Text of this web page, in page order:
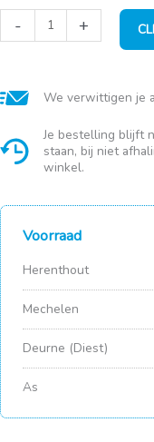
-
Loda
javeltabletten +
We verwittigen je
Je bestelling blijft
staan, bij niet
winkel.
Voorraad
Herenthout
Mechelen
Deurne (Diest)
As